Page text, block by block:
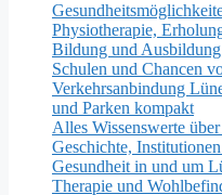
Physiotherapie,
Bildung und
Schulen und Chancen
Verkehrsanbindung
und Parken kompakt
Alles Wissenswerte
Geschichte,
Gesundheit in und um
Therapie und